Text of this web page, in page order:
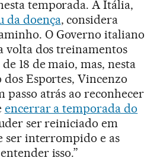
temporada. A Itália,
da doença, considera
O Governo italiano
volta dos treinamentos
18 de maio, mas, nesta
Esportes, Vincenzo
passo atrás ao reconhecer
encerrar a temporada do
ser reiniciado em
ser interrompido e as
isso.”